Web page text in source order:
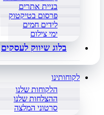
בניית אתרים
פרסום בטיקטוק
לידים חמים
ימי צילום
בלוג שיווק לעסקים
לקוחותינו
הלקוחות שלנו
ההצלחות שלנו
סרטוני המלצה